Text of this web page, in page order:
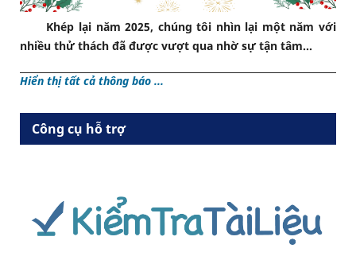
Khép lại năm 2025, chúng tôi nhìn lại một năm với
nhiều thử thách đã được vượt qua nhờ sự tận tâm...
Hiển thị tất cả thông báo ...
Công cụ hỗ trợ